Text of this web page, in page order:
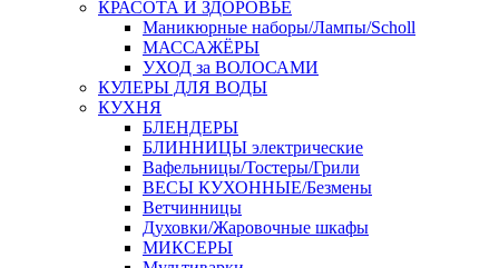
КРАСОТА И ЗДОРОВЬЕ
Маникюрные наборы/Лампы/Scholl
МАССАЖЁРЫ
УХОД за ВОЛОСАМИ
КУЛЕРЫ ДЛЯ ВОДЫ
КУХНЯ
БЛЕНДЕРЫ
БЛИННИЦЫ электрические
Вафельницы/Тостеры/Грили
ВЕСЫ КУХОННЫЕ/Безмены
Ветчинницы
Духовки/Жаровочные шкафы
МИКСЕРЫ